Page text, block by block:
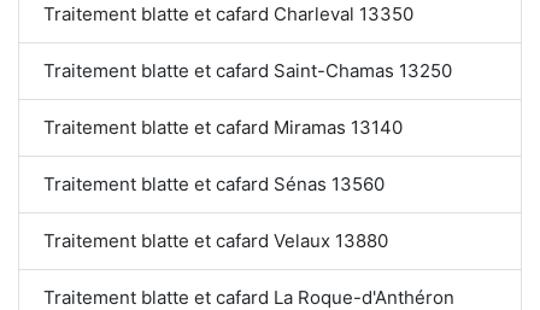
Traitement blatte et cafard Charleval 13350
Traitement blatte et cafard Saint-Chamas 13250
Traitement blatte et cafard Miramas 13140
Traitement blatte et cafard Sénas 13560
Traitement blatte et cafard Velaux 13880
Traitement blatte et cafard La Roque-d'Anthéron